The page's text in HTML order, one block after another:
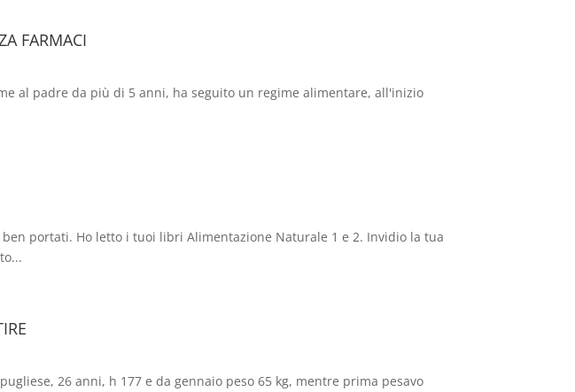
FARMACI
al padre da più di 5 anni, ha seguito un regime alimentare, all'inizio
ben portati. Ho letto i tuoi libri Alimentazione Naturale 1 e 2. Invidio la tua
pugliese, 26 anni, h 177 e da gennaio peso 65 kg, mentre prima pesavo